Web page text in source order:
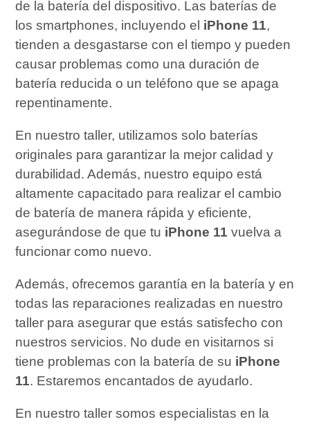
de la batería del dispositivo. Las baterías de
los smartphones, incluyendo el iPhone 11,
tienden a desgastarse con el tiempo y pueden
causar problemas como una duración de
batería reducida o un teléfono que se apaga
repentinamente.
En nuestro taller, utilizamos solo baterías
originales para garantizar la mejor calidad y
durabilidad. Además, nuestro equipo está
altamente capacitado para realizar el cambio
de batería de manera rápida y eficiente,
asegurándose de que tu iPhone 11 vuelva a
funcionar como nuevo.
Además, ofrecemos garantía en la batería y en
todas las reparaciones realizadas en nuestro
taller para asegurar que estás satisfecho con
nuestros servicios. No dude en visitarnos si
tiene problemas con la batería de su iPhone
11. Estaremos encantados de ayudarlo.
En nuestro taller somos especialistas en la